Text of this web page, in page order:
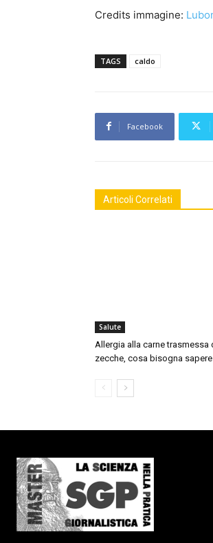
Credits immagine:
TAGS caldo
Facebook
Articoli Correlati
Salute
Allergia alla carne trasmessa
zecche, cosa bisogna sapere